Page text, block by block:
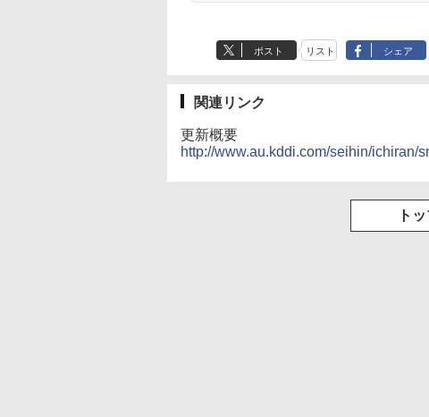
ポスト リスト シェア
関連リンク
更新概要
http://www.au.kddi.com/seihin/ichiran/
ト